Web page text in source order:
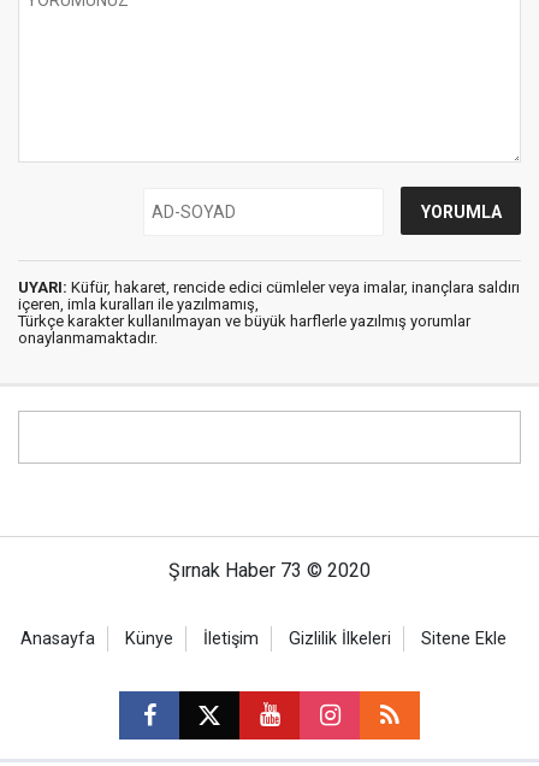
UYARI: Küfür, hakaret, rencide edici cümleler veya imalar, inançlara saldırı
içeren, imla kuralları ile yazılmamış,
Türkçe karakter kullanılmayan ve büyük harflerle yazılmış yorumlar
onaylanmamaktadır.
Şırnak Haber 73 © 2020
Anasayfa Künye İletişim Gizlilik İlkeleri Sitene Ekle